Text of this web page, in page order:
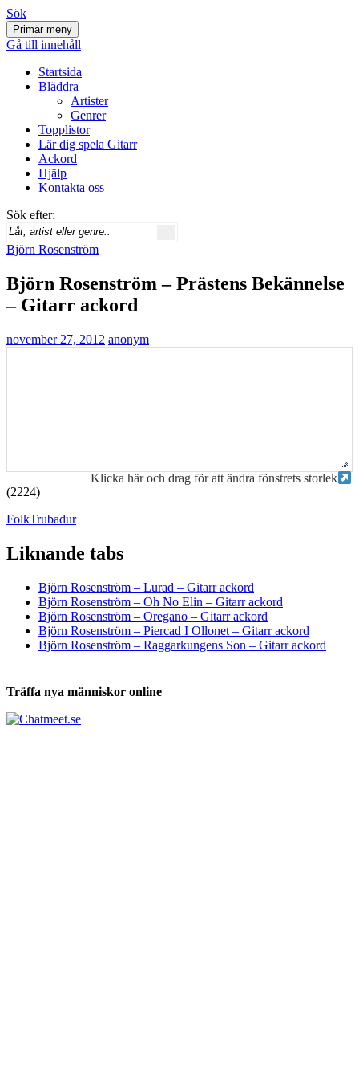
Svenskatabs.se
Sök
Primär meny
Gå till innehåll
Startsida
Bläddra
Artister
Genrer
Topplistor
Lär dig spela Gitarr
Ackord
Hjälp
Kontakta oss
Sök efter:
Björn Rosenström
Björn Rosenström – Prästens Bekännelse
– Gitarr ackord
november 27, 2012 anonym
Klicka här och drag för att ändra fönstrets storlek
(2224)
FolkTrubadur
Liknande tabs
Björn Rosenström – Lurad – Gitarr ackord
Björn Rosenström – Oh No Elin – Gitarr ackord
Björn Rosenström – Oregano – Gitarr ackord
Björn Rosenström – Piercad I Ollonet – Gitarr ackord
Björn Rosenström – Raggarkungens Son – Gitarr ackord
Träffa nya människor online